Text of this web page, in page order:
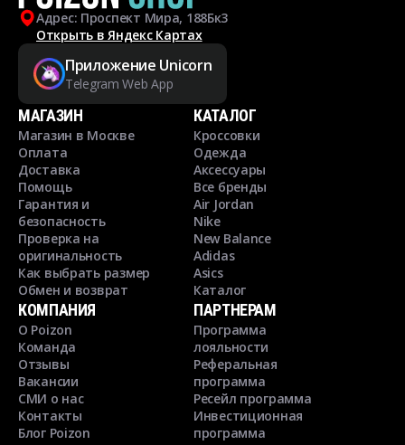
Адрес: Проспект Мира, 188Бк3
Открыть в Яндекс Картах
Приложение Unicorn
Telegram Web App
МАГАЗИН
Магазин в Москве
Оплата
Доставка
Помощь
Гарантия и
безопасность
Проверка на
оригинальность
Как выбрать размер
Обмен и возврат
КАТАЛОГ
Кроссовки
Одежда
Аксессуары
Все бренды
Air Jordan
Nike
New Balance
Adidas
Asics
Каталог
КОМПАНИЯ
О Poizon
Команда
Отзывы
Вакансии
СМИ о нас
Контакты
Блог Poizon
ПАРТНЕРАМ
Программа
лояльности
Реферальная
программа
Ресейл программа
Инвестиционная
программа